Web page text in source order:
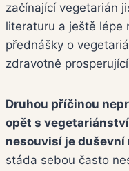
začínající vegetarián
literaturu a ještě lépe
přednášky o
zdravotně
Druhou příčinou
opět s
nesouvisí je duševní
stáda sebou často